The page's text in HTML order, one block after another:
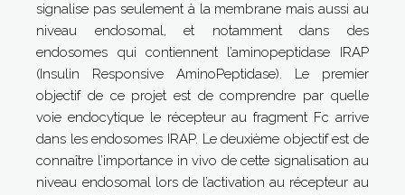
signalise pas seulement à la membrane mais aussi au
niveau endosomal, et notamment dans des
endosomes qui contiennent l’aminopeptidase IRAP
(Insulin Responsive AminoPeptidase). Le premier
objectif de ce projet est de comprendre par quelle
voie endocytique le récepteur au fragment Fc arrive
dans les endosomes IRAP. Le deuxième objectif est de
connaître l’importance in vivo de cette signalisation au
niveau endosomal lors de l’activation au récepteur au